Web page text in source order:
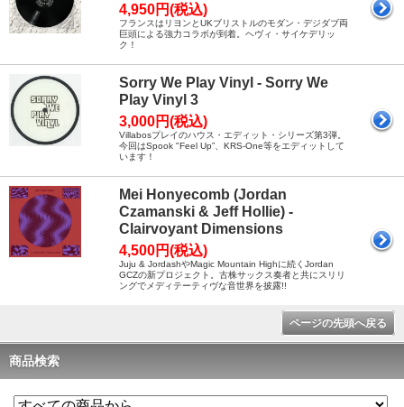
4,950円(税込)
フランスはリヨンとUKブリストルのモダン・デジダブ両
巨頭による強力コラボが到着。ヘヴィ・サイケデリッ
ク！
Sorry We Play Vinyl - Sorry We
Play Vinyl 3
3,000円(税込)
Villabosプレイのハウス・エディット・シリーズ第3弾。
今回はSpook "Feel Up”、KRS-One等をエディットして
います！
Mei Honyecomb (Jordan
Czamanski & Jeff Hollie) -
Clairvoyant Dimensions
4,500円(税込)
Juju & JordashやMagic Mountain Highに続くJordan
GCZの新プロジェクト。古株サックス奏者と共にスリリ
ングでメディテーティヴな音世界を披露!!
ページの先頭へ戻る
商品検索